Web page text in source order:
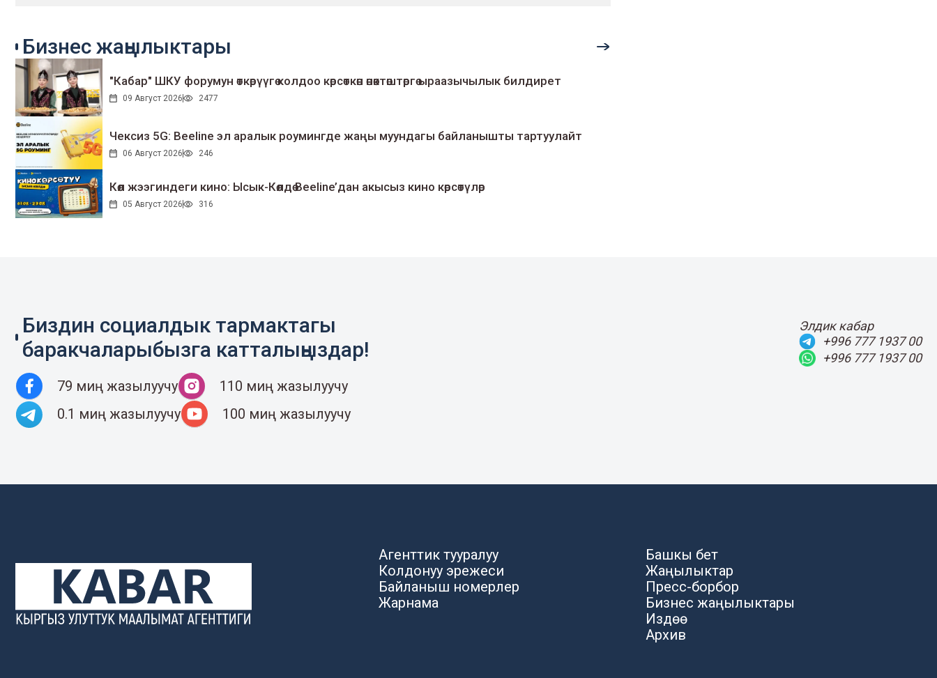
Бизнес жаңылыктары
"Кабар" ШКУ форумун өткөрүүгө колдоо көрсөткөн өнөктөштөргө ыраазычылык билдирет
09 Август 2026 2477
Чексиз 5G: Beeline эл аралык роумингде жаңы муундагы байланышты тартуулайт
06 Август 2026 246
Көл жээгиндеги кино: Ысык-Көлдө Beeline’дан акысыз кино көрсөтүлөр
05 Август 2026 316
Биздин социалдык тармактагы
баракчаларыбызга катталыңыздар!
79 миң жазылуучу
110 миң жазылуучу
0.1 миң жазылуучу
100 миң жазылуучу
Элдик кабар
+996 777 1937 00
+996 777 1937 00
Агенттик тууралуу
Колдонуу эрежеси
Байланыш номерлер
Жарнама
Башкы бет
Жаңылыктар
Пресс-борбор
Бизнес жаңылыктары
Издөө
Архив